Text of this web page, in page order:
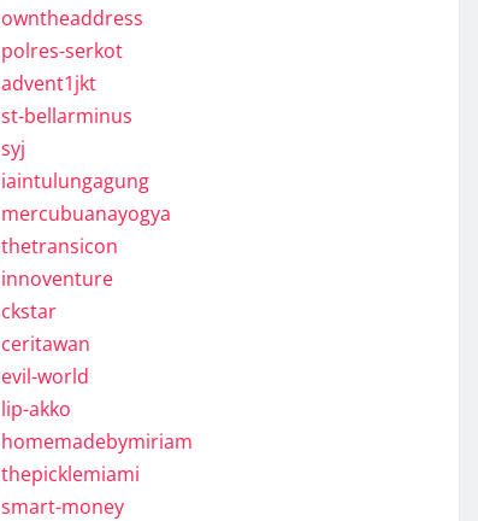
owntheaddress
polres-serkot
advent1jkt
st-bellarminus
syj
iaintulungagung
mercubuanayogya
thetransicon
innoventure
ckstar
ceritawan
evil-world
lip-akko
homemadebymiriam
thepicklemiami
smart-money